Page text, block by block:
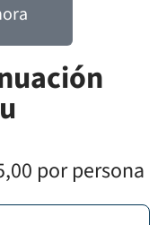
por persona